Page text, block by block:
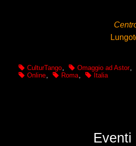
CulturTango, Omaggio ad Astor,
Online, Roma, Italia
Eventi